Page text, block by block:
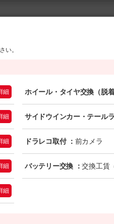
い。
細 ホイール・タイヤ交換（脱
細 サイドウインカー・テール
細 ドラレコ取付 ： 前カメラ
細 バッテリー交換 ：交換工賃
細